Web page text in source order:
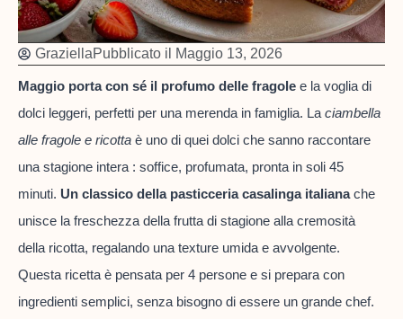
GraziellaPubblicato il Maggio 13, 2026
Maggio porta con sé il profumo delle fragole e la voglia di
dolci leggeri, perfetti per una merenda in famiglia. La ciambella
alle fragole e ricotta è uno di quei dolci che sanno raccontare
una stagione intera : soffice, profumata, pronta in soli 45
minuti. Un classico della pasticceria casalinga italianache
unisce la freschezza della frutta di stagione alla cremosità
della ricotta, regalando una texture umida e avvolgente.
Questa ricetta è pensata per 4 persone e si prepara con
ingredienti semplici, senza bisogno di essere un grande chef.